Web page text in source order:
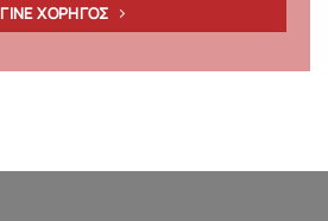
ΓΙΝΕ ΧΟΡΗΓΟΣ